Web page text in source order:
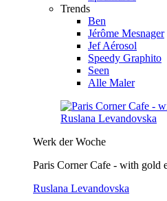
Trends
Ben
Jérôme Mesnager
Jef Aérosol
Speedy Graphito
Seen
Alle Maler
Werk der Woche
Paris Corner Cafe - with gold
Ruslana Levandovska